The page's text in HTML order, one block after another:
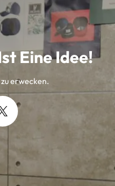
Eine Idee!
erwecken.